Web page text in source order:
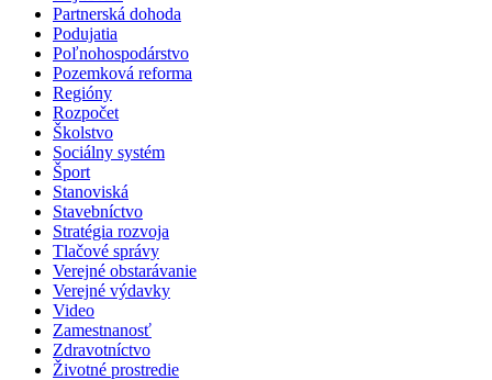
Partnerská dohoda
Podujatia
Poľnohospodárstvo
Pozemková reforma
Regióny
Rozpočet
Školstvo
Sociálny systém
Šport
Stanoviská
Stavebníctvo
Stratégia rozvoja
Tlačové správy
Verejné obstarávanie
Verejné výdavky
Video
Zamestnanosť
Zdravotníctvo
Životné prostredie